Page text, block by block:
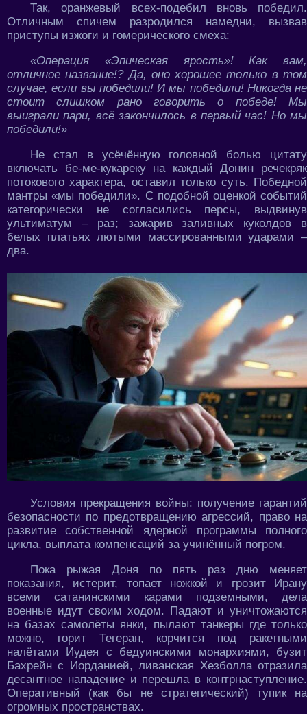
Так, оранжевый всех-подебил вновь победил.
Отличным спичем разродился намедни, вызвав
приступы изжоги и гомерического смеха:
«Операция «Эпическая ярость»! Как вам,
отличное название!? Да, оно хорошее только в том
случае, если вы победили! И мы победили! Никогда не
стоит слишком рано говорить о победе! Мы
выиграли пари, всё закончилось в первый час! Но мы
победили!»
Не стал в усёчённую головной болью цитату
включать бе-ме-кукареку на каждый Донин речекряк
потокового характера, оставил только суть. Победной
мантры «мы победили». С подобной оценкой событий
категорически не согласились персы, выдвинув
ультиматум – раз; зажарив заливных куколдов в
белых платьях лютыми массированными ударами –
два.
Условия прекращения войны: получение гарантий
безопасности по предотвращению агрессий, право на
развитие собственной ядерной программы полного
цикла, выплата компенсаций за учинённый погром.
Пока рыжая Доня по пять раз дню меняет
показания, истерит, топает ножкой и грозит Ирану
всеми сатанинскими карами подземными, дела
военные идут своим ходом. Падают и уничтожаются
на базах самолёты янки, пылают танкеры где только
можно, горит Тегеран, корчится под ракетными
налётами Иудея с бедуинскими монархиями, бузит
Бахрейн с Иорданией, ливанская Хезболла отразила
десантное нападение и перешла в контрнаступление.
Оперативный (как бы не стратегический) тупик на
огромных пространствах.